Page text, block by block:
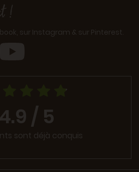
!
sur Instagram & sur Pinterest.
4.9 / 5
sont déjà conquis